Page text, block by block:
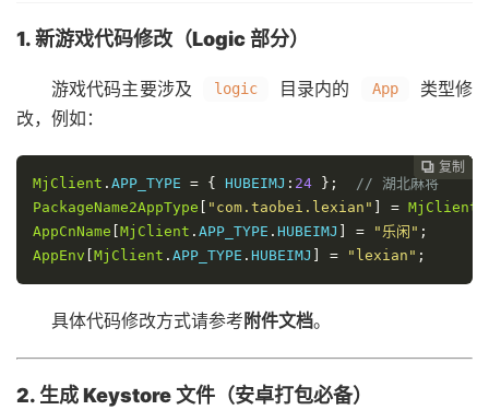
1. 新游戏代码修改（Logic 部分）
游戏代码主要涉及 logic 目录内的 App
类型修
改，例如：
 复制
 复制
 复制
 复制
 复制
 复制
 复制
MjClient . APP_TYPE = { HUBEIMJ : 24 };
// 湖北麻将
PackageName2AppType
"com.taobei.lexian" = MjClient
AppCnName MjClient . APP_TYPE . HUBEIMJ = "乐闲" ;
AppEnv MjClient . APP_TYPE . HUBEIMJ = "lexian" ;
具体代码修改方式请参考 附件文档。
2. 生成 Keystore 文件（安卓打包必备）